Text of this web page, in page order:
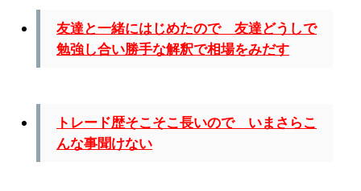
友達と一緒にはじめたので 友達どうしで
勉強し合い勝手な解釈で相場をみだす
トレード歴そこそこ長いので いまさらこ
んな事聞けない